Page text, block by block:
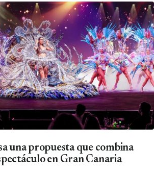
una propuesta que combina
en Gran Canaria